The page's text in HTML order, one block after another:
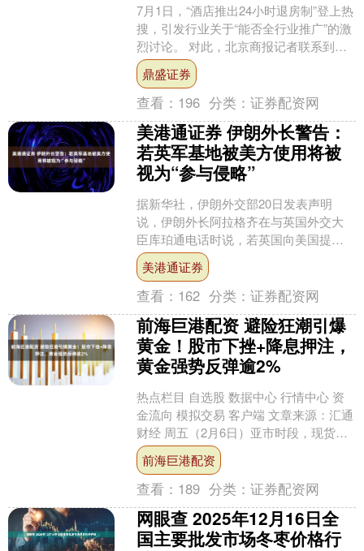
7月1日，“酒店推出24小时退房制”登上热
搜，引发行业关于“能否全行业推广”的激
烈讨论。 对此，北京商报记者联系到了
推出“24小时退房制”的深圳市沁住文旅酒
店集....
鼎盛证券
查看： 196 分类：证券配资网
美港通证券 伊朗外长警告：
若英军基地被美方使用将被
视为“参与侵略”
据新华社，伊朗外交部20日发表声明
说，伊朗外长阿拉格齐在与英国外交大
臣库珀通电话时说，若英国向美国提供
军事基地，将被视为“参与侵略”伊朗。声
明说：“这些行为无疑....
美港通证券
查看： 162 分类：证券配资网
前海巨港配资 避险狂潮引爆
黄金！股市下挫+降息押注，
黄金强势反弹逾2%
热点栏目 自选股 数据中心 行情中心 资
金流向 模拟交易 客户端 文章来源：汇通
财经 周五（2月6日）亚市时段，现货黄
金震荡上行，现交投于每盎司4880美元
附近....
前海巨港配资
查看： 189 分类：证券配资网
网眼查 2025年12月16日全
国主要批发市场冬枣价格行